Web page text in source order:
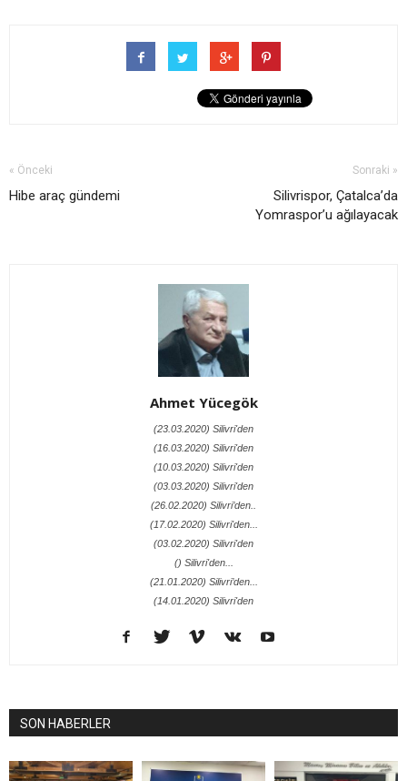
« Önceki
Hibe araç gündemi
Sonraki »
Silivrispor, Çatalca’da
Yomraspor’u ağılayacak
Ahmet Yücegök
(23.03.2020) Silivri'den
(16.03.2020) Silivri'den
(10.03.2020) Silivri'den
(03.03.2020) Silivri'den
(26.02.2020) Silivri’den..
(17.02.2020) Silivri'den...
(03.02.2020) Silivri'den
() Silivri'den...
(21.01.2020) Silivri’den...
(14.01.2020) Silivri'den
SON HABERLER